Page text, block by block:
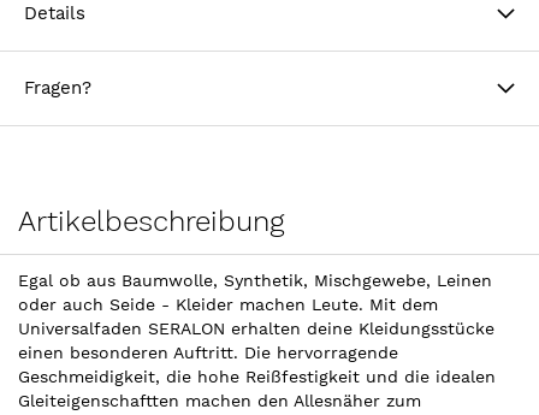
Details
Fragen?
Artikelbeschreibung
Egal ob aus Baumwolle, Synthetik, Mischgewebe, Leinen
oder auch Seide - Kleider machen Leute. Mit dem
Universalfaden SERALON erhalten deine Kleidungsstücke
einen besonderen Auftritt. Die hervorragende
Geschmeidigkeit, die hohe Reißfestigkeit und die idealen
Gleiteigenschaftten machen den Allesnäher zum